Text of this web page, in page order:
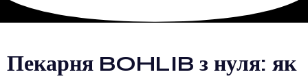
Пекарня BOHLIB з нуля: як